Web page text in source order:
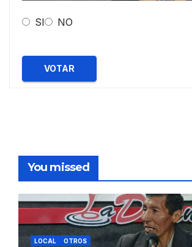
SI NO
VOTAR
You missed
LOCAL OTROS